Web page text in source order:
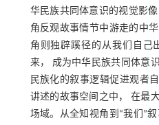
华民族共同体意识的视觉影
角反观故事情节中游走的中
角则独辟蹊径的从我们自己
来， 成为中华民族共同体意
民族化的叙事逻辑促进观者
讲述的故事空间之中， 在最
场域。从全知视角到“我们”